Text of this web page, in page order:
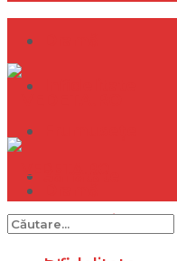
Internațional